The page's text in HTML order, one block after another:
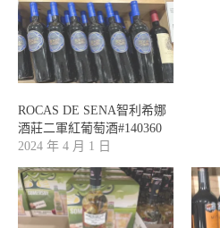
ROCAS DE SENA智利希娜
酒莊二軍紅葡萄酒#140360
2024 年 4 月 1 日